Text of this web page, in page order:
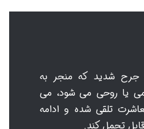
شدید که منجر به
یا روحی می شود، می
تلقی شده و ادامه
تحمل کند.